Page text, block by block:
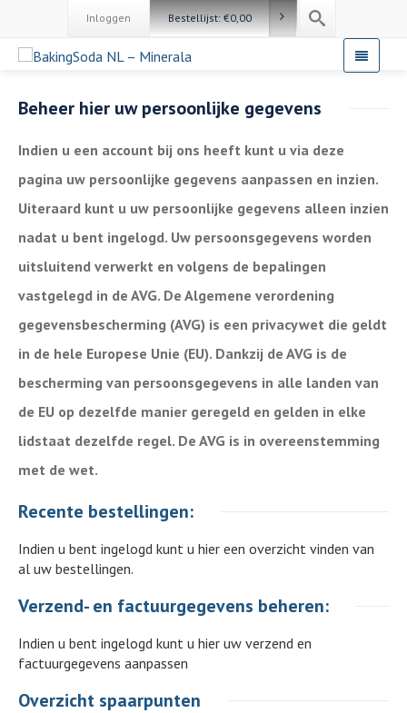
Inloggen Bestellijst:€0,00
Beheer hier uw persoonlijke gegevens
Indien u een account bij ons heeft kunt u via deze
pagina uw persoonlijke gegevens aanpassen en inzien.
Uiteraard kunt u uw persoonlijke gegevens alleen inzien
nadat u bent ingelogd. Uw persoonsgegevens worden
uitsluitend verwerkt en volgens de bepalingen
vastgelegd in de AVG. De Algemene verordening
gegevensbescherming (AVG) is een privacywet die geldt
in de hele Europese Unie (EU). Dankzij de AVG is de
bescherming van persoonsgegevens in alle landen van
de EU op dezelfde manier geregeld en gelden in elke
lidstaat dezelfde regel. De AVG is in overeenstemming
met de wet.
Recente bestellingen:
Indien u bent ingelogd kunt u hier een overzicht vinden van
al uw bestellingen.
Verzend- en factuurgegevens beheren:
Indien u bent ingelogd kunt u hier uw verzend en
factuurgegevens aanpassen
Overzicht spaarpunten